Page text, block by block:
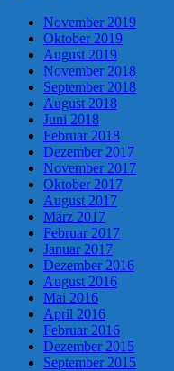
November 2019
Oktober 2019
August 2019
November 2018
September 2018
August 2018
Juni 2018
Februar 2018
Dezember 2017
November 2017
Oktober 2017
August 2017
März 2017
Februar 2017
Januar 2017
Dezember 2016
August 2016
Mai 2016
April 2016
Februar 2016
Dezember 2015
September 2015